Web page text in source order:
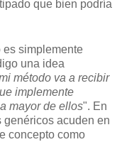
que bien podría
es simplemente
una idea
método va a recibir
implemente
mayor de ellos". En
genéricos acuden en
concepto como